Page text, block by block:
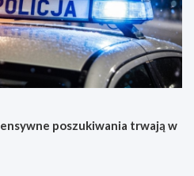
poszukiwania trwają w